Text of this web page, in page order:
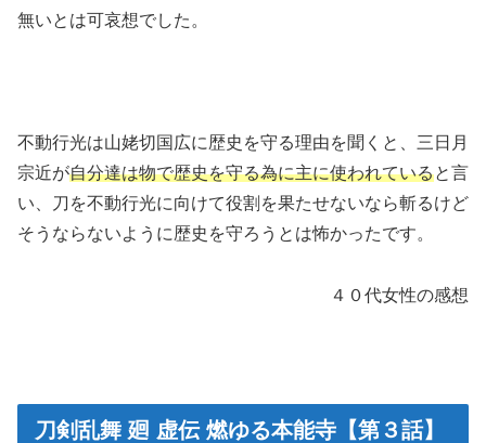
無いとは可哀想でした。
不動行光は山姥切国広に歴史を守る理由を聞くと、三日月
宗近が自分達は物で歴史を守る為に主に使われていると言
い、刀を不動行光に向けて役割を果たせないなら斬るけど
そうならないように歴史を守ろうとは怖かったです。
４０代女性の感想
刀剣乱舞 廻 虚伝 燃ゆる本能寺【第３話】